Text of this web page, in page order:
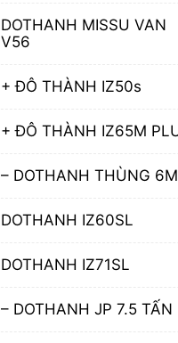
DOTHANH MISSU VAN
V56
+ ĐÔ THÀNH IZ50s
+ ĐÔ THÀNH IZ65M
– DOTHANH THÙNG
DOTHANH IZ60SL
DOTHANH IZ71SL
– DOTHANH JP 7.5 TẤN